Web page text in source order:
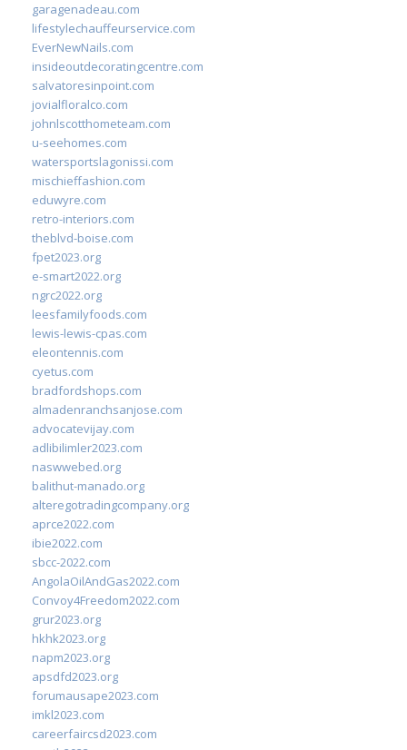
garagenadeau.com
lifestylechauffeurservice.com
EverNewNails.com
insideoutdecoratingcentre.com
salvatoresinpoint.com
jovialfloralco.com
johnlscotthometeam.com
u-seehomes.com
watersportslagonissi.com
mischieffashion.com
eduwyre.com
retro-interiors.com
theblvd-boise.com
fpet2023.org
e-smart2022.org
ngrc2022.org
leesfamilyfoods.com
lewis-lewis-cpas.com
eleontennis.com
cyetus.com
bradfordshops.com
almadenranchsanjose.com
advocatevijay.com
adlibilimler2023.com
naswwebed.org
balithut-manado.org
alteregotradingcompany.org
aprce2022.com
ibie2022.com
sbcc-2022.com
AngolaOilAndGas2022.com
Convoy4Freedom2022.com
grur2023.org
hkhk2023.org
napm2023.org
apsdfd2023.org
forumausape2023.com
imkl2023.com
careerfaircsd2023.com